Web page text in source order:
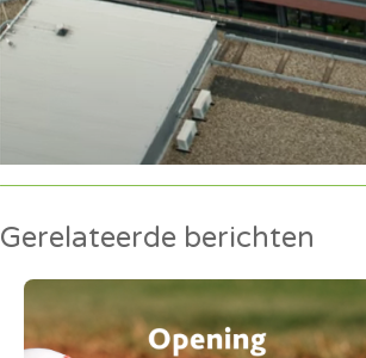
Gerelateerde berichten